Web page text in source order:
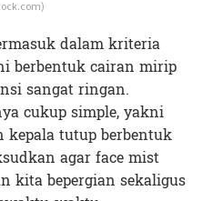
dalam kriteria
berbentuk cairan mirip
sangat ringan.
cukup simple, yakni
kepala tutup berbentuk
agar face mist
kita bepergian sekaligus